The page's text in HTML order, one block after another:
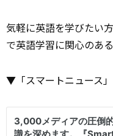
気軽に英語を学びたい
で英語学習に関心のあ
▼「スマートニュース